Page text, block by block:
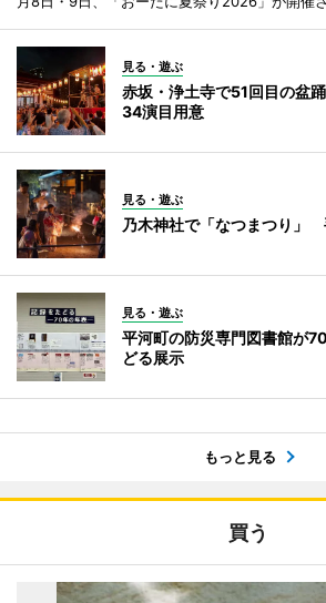
見る・遊ぶ
赤坂・浄土寺で51回目の盆
34演目用意
見る・遊ぶ
乃木神社で「なつまつり」
見る・遊ぶ
平河町の防災専門図書館が
どる展示
もっと見る
買う